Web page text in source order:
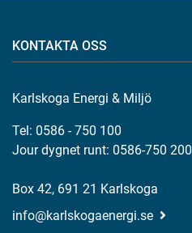
KONTAKTA OSS
Karlskoga Energi & Miljö
Tel: 0586 - 750 100
Jour dygnet runt: 0586-750 200
Box 42, 691 21 Karlskoga
info@karlskogaenergi.se